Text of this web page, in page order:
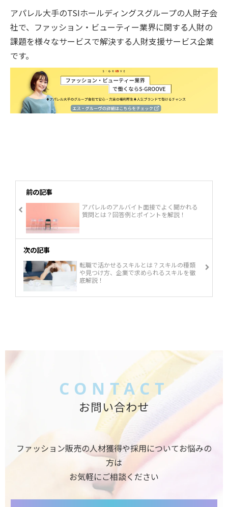
アパレル大手のTSIホールディングスグループの人財子会
社で、ファッション・ビューティー業界に関する人財の
課題を様々なサービスで解決する人財支援サービス企業
です。
前の記事
アパレルのアルバイト面接でよく聞かれる
質問とは？回答例とポイントを解説！
次の記事
転職で活かせるスキルとは？スキルの種類
や見つけ方、企業で求められるスキルを徹
底解説！
CONTACT
お問い合わせ
ファッション販売の人材獲得や採用についてお悩みの
方は
お気軽にご相談ください